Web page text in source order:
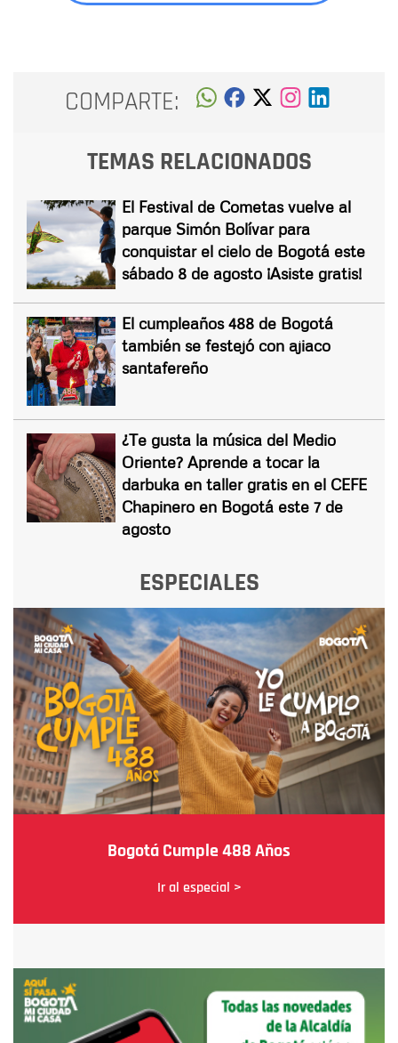
COMPARTE:
TEMAS RELACIONADOS
El Festival de Cometas vuelve al
parque Simón Bolívar para
conquistar el cielo de Bogotá este
sábado 8 de agosto ¡Asiste gratis!
El cumpleaños 488 de Bogotá
también se festejó con ajiaco
santafereño
¿Te gusta la música del Medio
Oriente? Aprende a tocar la
darbuka en taller gratis en el CEFE
Chapinero en Bogotá este 7 de
agosto
ESPECIALES
Bogotá Cumple 488 Años
Ir al especial >